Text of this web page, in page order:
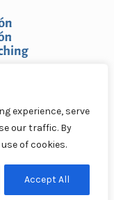
experience, serve
our traffic. By
of cookies.
Accept All
|
Antispam |